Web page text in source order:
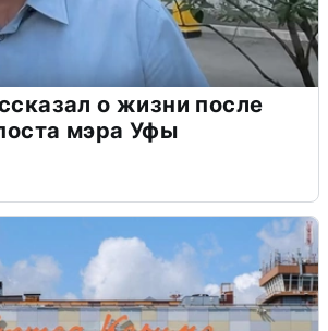
о жизни после
мэра Уфы